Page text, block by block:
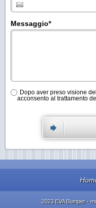
Messaggio*
Dopo aver preso visione
acconsento al trattamento
2023 EVA Bumper -